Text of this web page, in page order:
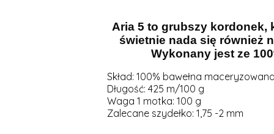
Aria 5 to grubszy kordonek,
świetnie nada się również
Wykonany jest ze
Skład: 100% bawełna
Długość: 425 m/100 g
Waga 1 motka: 100 g
Zalecane szydełko: 1,75 -2 mm